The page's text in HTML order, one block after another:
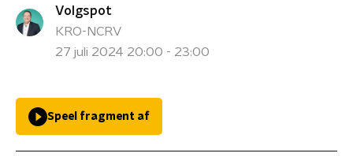
Volgspot
KRO-NCRV
27 juli 2024 20:00 - 23:00
Speel fragment af